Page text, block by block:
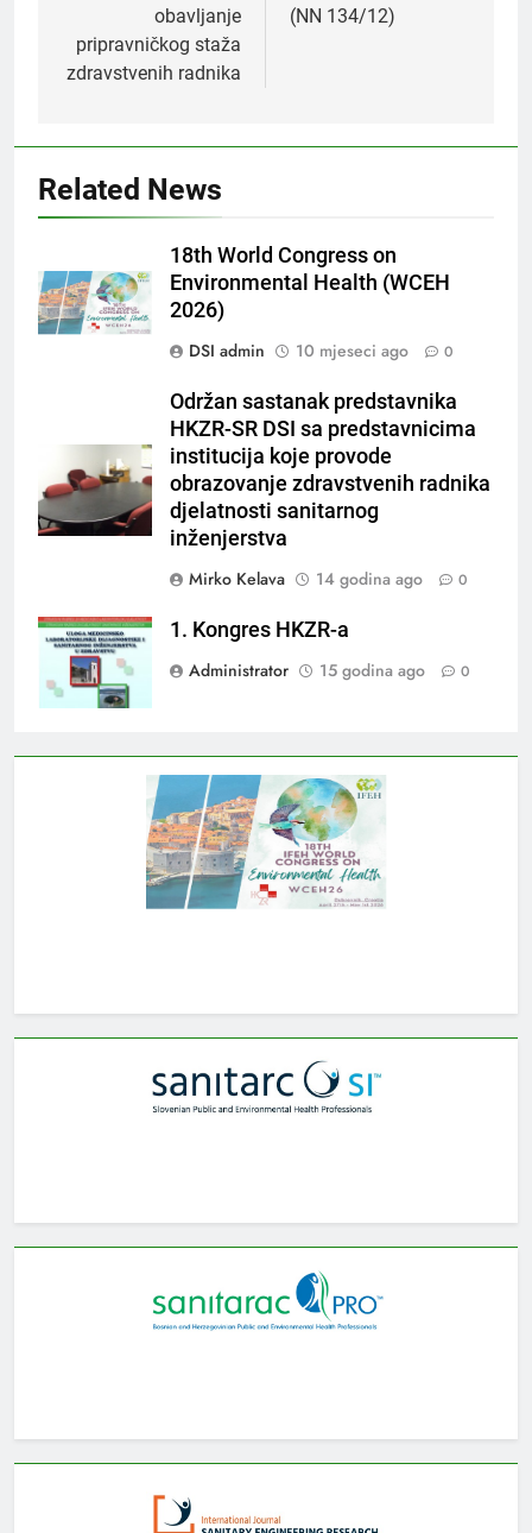
obavljanje
pripravničkog staža
zdravstvenih radnika
(NN 134/12)
Related News
18th World Congress on
Environmental Health (WCEH
2026)
DSI admin
10 mjeseci ago 0
Održan sastanak predstavnika
HKZR-SR DSI sa predstavnicima
institucija koje provode
obrazovanje zdravstvenih radnika
djelatnosti sanitarnog
inženjerstva
Mirko Kelava
14 godina ago 0
1. Kongres HKZR-a
Administrator
15 godina ago 0